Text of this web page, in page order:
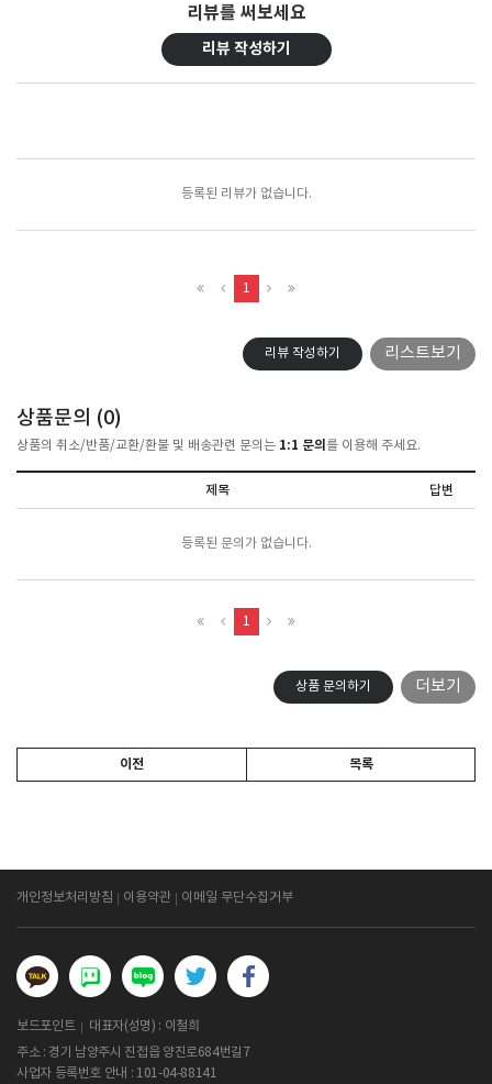
리뷰를 써보세요
리뷰 작성하기
등록된 리뷰가 없습니다.
1
리뷰 작성하기 리스트보기
상품문의 (0)
상품의 취소/반품/교환/환불 및 배송관련 문의는 1:1 문의 를 이용해 주세요.
제목 답변
등록된 문의가 없습니다.
1
상품 문의하기 더보기
이전 목록
개인정보처리방침 이용약관 이메일 무단수집거부
보드포인트
대표자(성명) : 이철희
주소 : 경기 남양주시 진접읍 양진로684번길7
사업자 등록번호 안내 : 101-04-88141